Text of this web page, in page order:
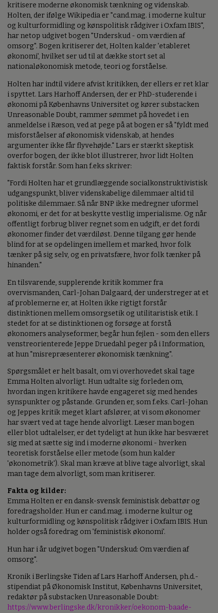
kritisere moderne økonomisk tænkning og videnskab.
Holten, der ifølge Wikipedia er "cand.mag. i moderne kultur
og kulturformidling og kønspolitisk rådgiver i Oxfam IBIS",
har netop udgivet bogen "Underskud - om værdien af
omsorg". Bogen kritiserer det, Holten kalder 'etableret
økonomi', hvilket ser ud til at dække stort set al
nationaløkonomisk metode, teori og forståelse.
Holten har indtil videre afvist kritikken, der ellers er ret klar
i spyttet. Lars Harhoff Andersen, der er PhD-studerende i
økonomi på Københavns Universitet og kører substacken
Unreasonable Doubt, rammer sømmet på hovedet i en
anmeldelse i Ræson, ved at pege på at bogen er så "fyldt med
misforståelser af økonomisk videnskab, at hendes
argumenter ikke får flyvehøjde." Lars er stærkt skeptisk
overfor bogen, der ikke blot illustrerer, hvor lidt Holten
faktisk forstår. Som han f.eks skriver:
"Fordi Holten har et grundlæggende socialkonstruktivistisk
udgangspunkt, bliver videnskabelige dilemmaer altid til
politiske dilemmaer. Så når BNP ikke medregner uformel
økonomi, er det for at beskytte vestlig imperialisme. Og når
offentligt forbrug bliver regnet som en udgift, er det fordi
økonomer finder det værdiløst. Denne tilgang gør hende
blind for at se opdelingen imellem et marked, hvor folk
tænker på sig selv, og en privatsfære, hvor folk tænker på
hinanden."
En tilsvarende, supplerende kritik kommer fra
overvismanden, Carl-Johan Dalgaard, der understreger at et
af problemerne er, at Holten ikke rigtigt forstår
distinktionen mellem omsorgsetik og utilitaristisk etik. I
stedet for at se distinktionen og forsøge at forstå
økonomers analyseformer, begår hun fejlen - som den ellers
venstreorienterede Jeppe Druedahl peger på i Information,
at hun "misrepræsenterer økonomisk tænkning".
Spørgsmålet er helt basalt, om vi overhovedet skal tage
Emma Holten alvorligt. Hun udtalte sig forleden om,
hvordan ingen kritikere havde engageret sig med hendes
synspunkter og påstande. Grunden er, som f.eks. Carl-Johan
og Jeppes kritik meget klart afslører, at vi som økonomer
har svært ved at tage hende alvorligt. Læser man bogen
eller blot udtalelser, er det tydeligt at hun ikke har besværet
sig med at sætte sig ind i moderne økonomi - hverken
teoretisk forståelse eller metode (som hun kalder
'økonometrik'). Skal man kræve at blive tage alvorligt, skal
man tage dem alvorligt, som man kritiserer.
Fakta og kilder:
Emma Holten er en dansk-svensk feministisk debattør og
foredragsholder. Hun er cand.mag. i moderne kultur og
kulturformidling og kønspolitisk rådgiver i Oxfam IBIS. Hun
holder også foredrag om 'feministisk økonomi'.
Hun har i år udgivet bogen "Underskud: Om værdien af
omsorg".
Kronik i Berlingske Tiden af Lars Harhoff Andersen, ph.d.-
stipendiat på Økonomisk Institut, Københavns Universitet,
redaktør på substacken Unreasonable Doubt:
https://www.berlingske.dk/kronikker/oekonom-baade-